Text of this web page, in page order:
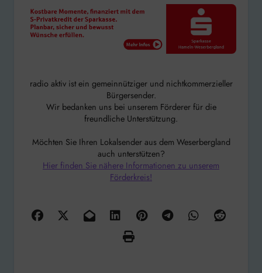
radio aktiv ist ein gemeinnütziger und nichtkommerzieller
Bürgersender.
Wir bedanken uns bei unserem Förderer für die
freundliche Unterstützung.
Möchten Sie Ihren Lokalsender aus dem Weserbergland
auch unterstützen?
Hier finden Sie nähere Informationen zu unserem
Förderkreis!